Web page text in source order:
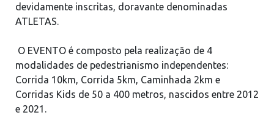
devidamente inscritas, doravante denominadas
ATLETAS.
O EVENTO é composto pela realização de 4
modalidades de pedestrianismo independentes:
Corrida 10km, Corrida 5km, Caminhada 2km e
Corridas Kids de 50 a 400 metros, nascidos entre 2012
e 2021.